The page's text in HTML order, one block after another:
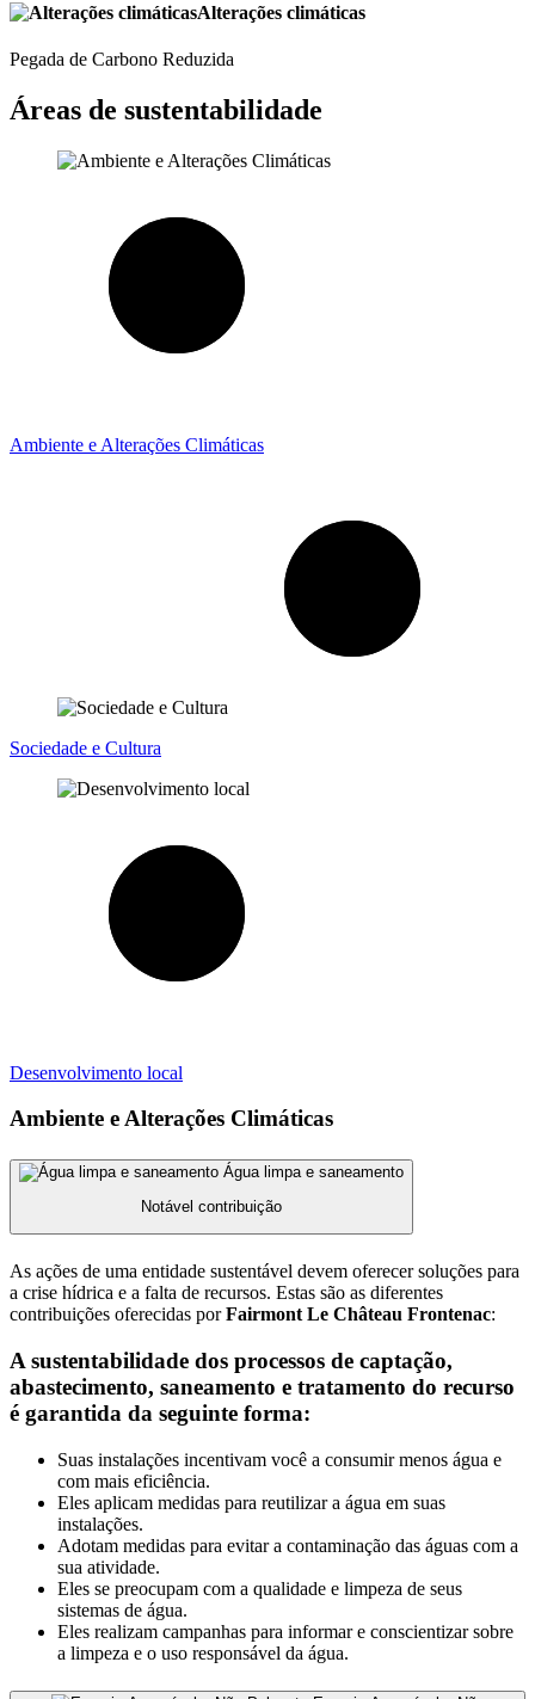
Alterações climáticas
Pegada de Carbono Reduzida
Áreas de sustentabilidade
Ambiente e Alterações Climáticas
Sociedade e Cultura
Desenvolvimento local
Ambiente e Alterações Climáticas
Água limpa e saneamento
Notável contribuição
As ações de uma entidade sustentável devem oferecer soluções para
a crise hídrica e a falta de recursos. Estas são as diferentes
contribuições oferecidas porFairmont Le Château Frontenac:
A sustentabilidade dos processos de captação,
abastecimento, saneamento e tratamento do recurso
é garantida da seguinte forma:
Suas instalações incentivam você a consumir menos água e
com mais eficiência.
Eles aplicam medidas para reutilizar a água em suas
instalações.
Adotam medidas para evitar a contaminação das águas com a
sua atividade.
Eles se preocupam com a qualidade e limpeza de seus
sistemas de água.
Eles realizam campanhas para informar e conscientizar sobre
a limpeza e o uso responsável da água.